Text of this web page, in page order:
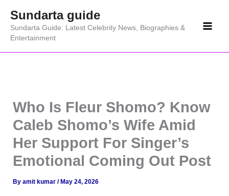
content
Sundarta guide
Sundarta Guide: Latest Celebrity News, Biographies &
Entertainment
Who Is Fleur Shomo? Know
Caleb Shomo’s Wife Amid
Her Support For Singer’s
Emotional Coming Out Post
Byamit kumar/ May 24, 2026